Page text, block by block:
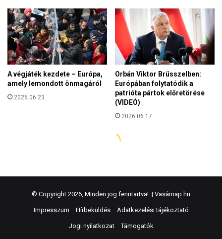
© Copyright 2026, Minden jog fenntartva! | Vasárnap.hu
Impresszum Hírbeküldés Adatkezelési tájékoztató
Jogi nyilatkozat Támogatók